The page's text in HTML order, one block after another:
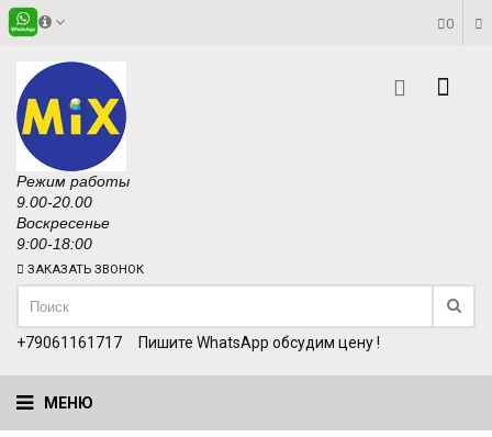
0
Режим работы
9.00-20.00
Воскресенье
9:00-18:00
ЗАКАЗАТЬ ЗВОНОК
+79061161717 Пишите WhatsApp обсудим цену !
МЕНЮ